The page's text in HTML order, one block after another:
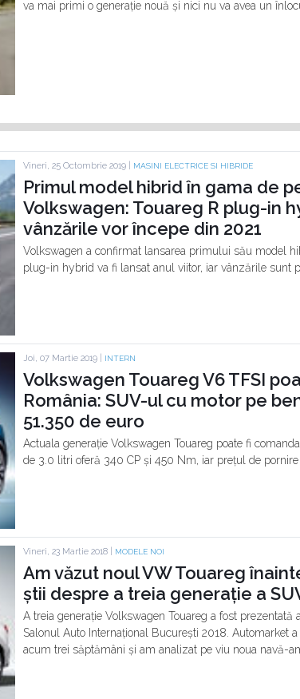
va mai primi o generație nouă și nici nu va avea un
Vineri, 25 Octombrie 2019 | MASINI ELECTRICE SI HIBRIDE
Primul model hibrid în gama de
Volkswagen: Touareg R plug-in
vânzările vor începe din 2021
Volkswagen a confirmat lansarea primului său model
plug-in hybrid va fi lansat anul viitor, iar vânzările sunt
Joi, 07 Martie 2019 | INTERN
Volkswagen Touareg V6 TFSI
România: SUV-ul cu motor pe
51.350 de euro
Actuala generație Volkswagen Touareg poate fi
de 3.0 litri oferă 340 CP și 450 Nm, iar prețul de pornire
Vineri, 23 Martie 2018 | MODELE NOI
Am văzut noul VW Touareg
știi despre a treia generație a
A treia generație Volkswagen Touareg a fost
Salonul Auto Internațional București 2018. Automarket
acum trei săptămâni și am analizat pe viu noua navă-